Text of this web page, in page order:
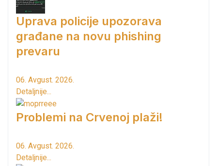
Uprava policije upozorava
građane na novu phishing
prevaru
06. Avgust. 2026.
Detaljnije...
Problemi na Crvenoj plaži!
06. Avgust. 2026.
Detaljnije...